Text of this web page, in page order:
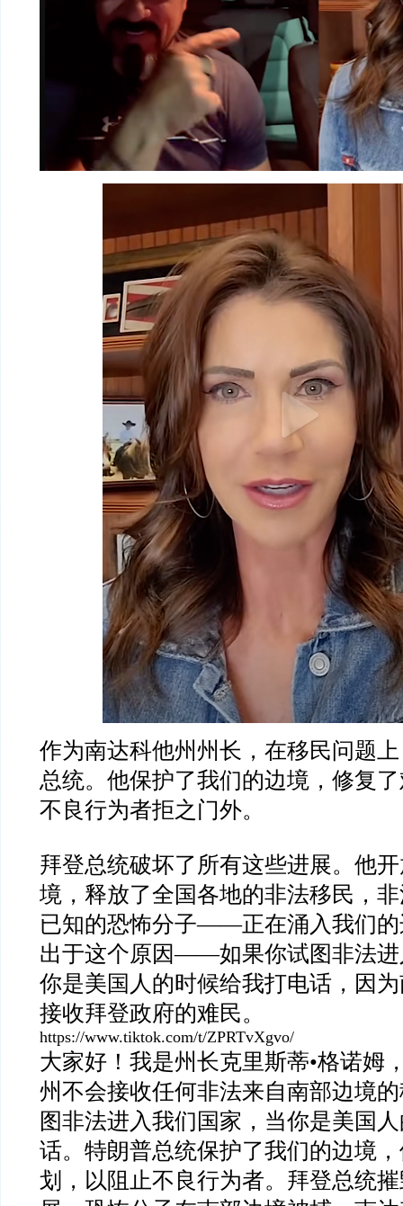
作为南达科他州州长，在移民问题
总统。他保护了我们的边境，修复
不良行为者拒之门外。
拜登总统破坏了所有这些进展。他
境，释放了全国各地的非法移民，
已知的恐怖分子——正在涌入我们的
出于这个原因——如果你试图非法进
你是美国人的时候给我打电话，因
接收拜登政府的难民。
https://www.tiktok.com/t/ZPRTvXgvo/
大家好！我是州长克里斯蒂•格诺姆
州不会接收任何非法来自南部边境
图非法进入我们国家，当你是美国
话。特朗普总统保护了我们的边境
划，以阻止不良行为者。拜登总统